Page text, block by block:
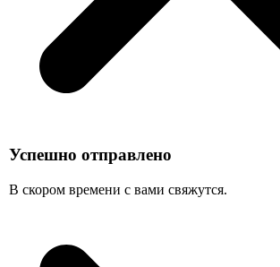
Успешно отправлено
В скором времени с вами свяжутся.